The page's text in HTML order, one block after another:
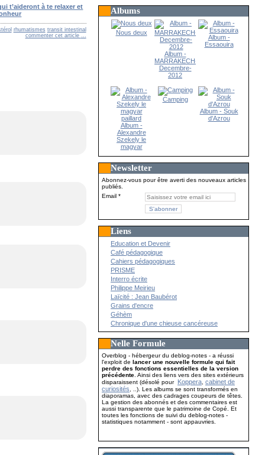
t’aideront à te relaxer et
rhumatismes transit intestinal
commenter cet article
Albums
Nous deux
Album -
MARRAKECH-
Decembre-
2012
Album -
Essaouira
Album -
Alexandre
Szekely le
magyar
Camping
Album - Souk
d'Azrou
Newsletter
Abonnez-vous pour être averti des nouveaux articles
publiés.
Email
Liens
Education et Devenir
Café pédagogique
Cahiers pédagogiques
PRISME
Interro écrite
Philippe Meirieu
Laïcité : Jean Baubérot
Grains d'encre
Géhèm
Chronique d'une chieuse cancéreuse
Nelle Formule
Overblog - hébergeur du deblog-notes - a réussi
l'exploit delancer une nouvelle formule qui fait
perdre des fonctions essentielles de la version
précédente . Ainsi des liens vers des sites extérieurs
disparaissent (désolé pour Koppera ,cabinet de
curiosités , ..). Les albums se sont transformés en
diaporamas, avec des cadrages coupeurs de têtes.
La gestion des abonnés et des commentaires est
aussi transparente que le patrimoine de Copé. Et
toutes les fonctions de suivi du deblog-notes -
statistiques notamment - sont appauvries.